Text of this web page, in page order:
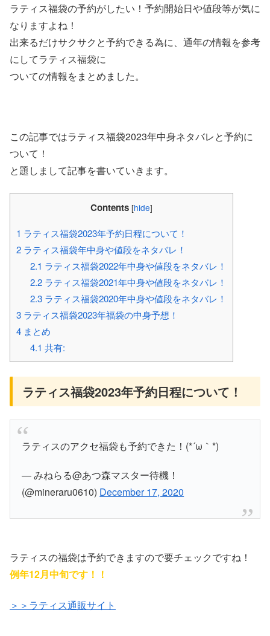
ラティス福袋の予約がしたい！予約開始日や値段等が気に
なりますよね！
出来るだけサクサクと予約できる為に、通年の情報を参考
にしてラティス福袋に
ついての情報をまとめました。
この記事ではラティス福袋2023年中身ネタバレと予約に
ついて！
と題しまして記事を書いていきます。
Contents [hide]
1 ラティス福袋2023年予約日程について！
2 ラティス福袋年中身や値段をネタバレ！
2.1 ラティス福袋2022年中身や値段をネタバレ！
2.2ラティス福袋2021年中身や値段をネタバレ！
2.3ラティス福袋2020年中身や値段をネタバレ！
3 ラティス福袋2023年福袋の中身予想！
4 まとめ
4.1 共有:
ラティス福袋2023年予約日程について！
ラティスのアクセ福袋も予約できた！(*´ω｀*)
— みねらる@あつ森マスター待機！
(@mineraru0610) December 17, 2020
ラティスの福袋は予約できますので要チェックですね！
例年12月中旬です！！
＞＞ラティス通販サイト